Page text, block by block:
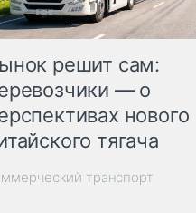
решит сам:
— о
нового
тягача
транспорт